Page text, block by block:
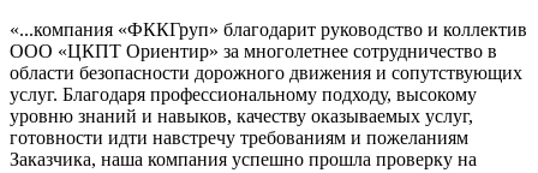
«...компания «ФККГруп» благодарит руководство и коллектив
ООО «ЦКПТ Ориентир» за многолетнее сотрудничество в
области безопасности дорожного движения и сопутствующих
услуг. Благодаря профессиональному подходу, высокому
уровню знаний и навыков, качеству оказываемых услуг,
готовности идти навстречу требованиям и пожеланиям
Заказчика, наша компания успешно прошла проверку на